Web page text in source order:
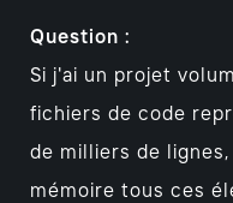
Question :
Si j'ai un projet
fichiers de code
de milliers de
mémoire tous ces